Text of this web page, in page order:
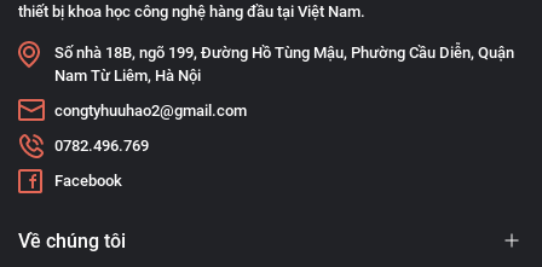
thiết bị khoa học công nghệ hàng đầu tại Việt Nam.
Số nhà 18B, ngõ 199, Đường Hồ Tùng Mậu, Phường Cầu Diễn, Quận
Nam Từ Liêm, Hà Nội
congtyhuuhao2@gmail.com
0782.496.769
Facebook
Về chúng tôi